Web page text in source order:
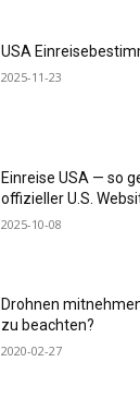
USA
2025-11-23
Einreise USA — so
offizieller U.S.
2025-10-08
Drohnen
zu beachten?
2020-02-27